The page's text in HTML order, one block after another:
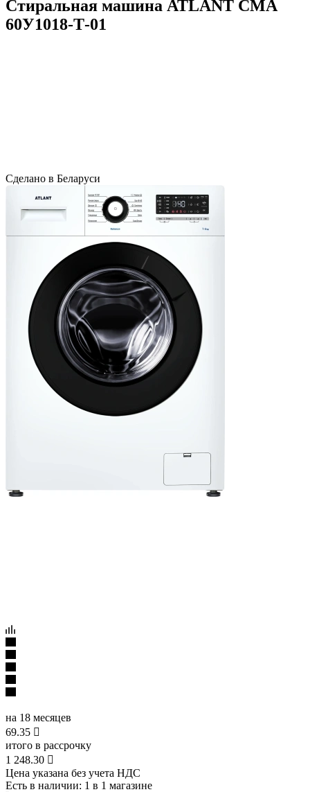
Стиральная машина ATLANT СМА
60У1018-Т-01
Сделано в Беларуси
на 18 месяцев
69.35 
итого в рассрочку
1 248.30 
Цена указана без учета НДС
Есть в наличии: 1 в 1 магазине